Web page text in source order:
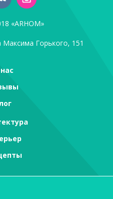
«ARHOM»
Горького, 151